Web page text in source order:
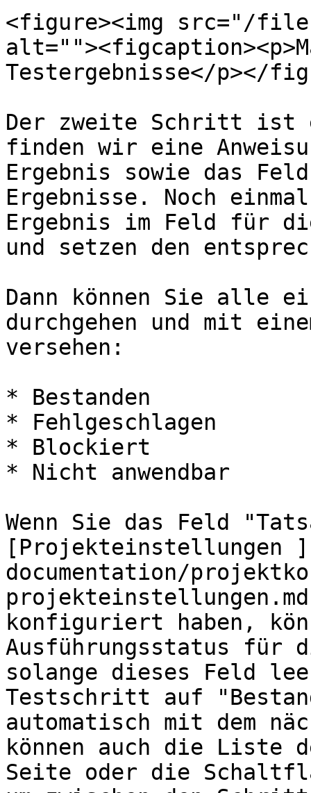
<figure><img src="/files/
Testergebnisse</p></
Der zweite Schritt
finden wir eine
Ergebnis sowie das
Ergebnisse. Noch
Ergebnis im Feld für
und setzen den
Dann können Sie alle
durchgehen und mit
versehen:
* Bestanden
* Fehlgeschlagen
* Blockiert
* Nicht anwendbar
Wenn Sie das Feld
[Projekteinstellungen
documentation/
konfiguriert haben,
Ausführungsstatus
solange dieses Feld
Testschritt auf
automatisch mit dem
können auch die
Seite oder die